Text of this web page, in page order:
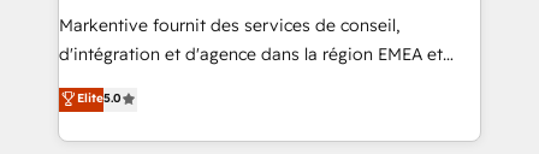
Build high-performing websites with UX, messaging,
& conversion strategy that drive results. 🤖AI
AI, & maximize AEO with tailored AI services. 🧩
Integrations: Extend HubSpot with custom
Markentive fournit des services de conseil,
d'intégration et d'agence dans la région EMEA et
North America. Avec plus de 115 experts en
marketing automation, Growth, Revops, CRM et
webdesign. Markentive is both a consulting firm, a
Elite5.0